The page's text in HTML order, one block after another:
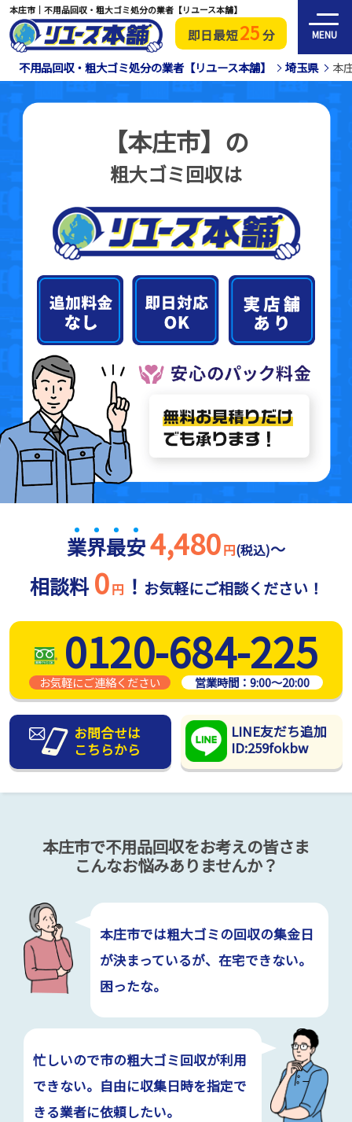
即日最短25分 MENU
本庄市｜不用品回収・粗大ゴミ処分の業者【リユース本舗】
不用品回収・粗大ゴミ処分の業者【リユース本舗】 埼玉県 本
【本庄市】の
粗大ゴミ回収は
業界最安4,480円(税込)～
相談料 0 円 ！ お気軽にご相談ください！
0120-684-225
お気軽にご連絡ください 営業時間： 9:00～20:00
お問合せは
こちらから
LINE友だち追加
ID:259fokbw
本庄市で不用品回収をお考えの皆さま
こんなお悩みありませんか？
本庄市では粗大ゴミの回収の集金日
が決まっているが、在宅できない。
困ったな。
忙しいので市の粗大ゴミ回収が利用
できない。自由に収集日時を指定で
きる業者に依頼したい。